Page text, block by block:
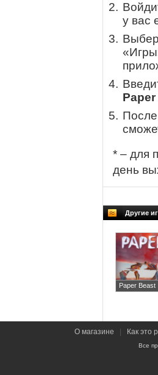
у вас
После
* – для
день
Другие
Paper Beast
О магазине Как это
Все